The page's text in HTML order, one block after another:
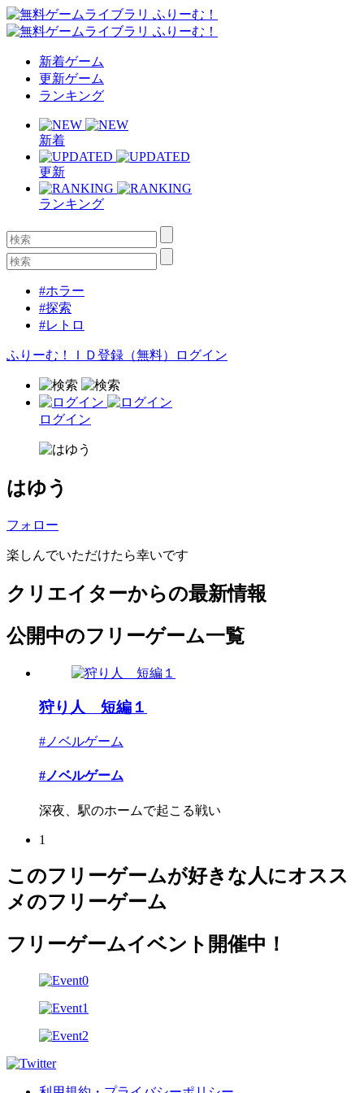
新着ゲーム
更新ゲーム
ランキング
新着
更新
ランキング
#ホラー
#探索
#レトロ
ふりーむ！ＩＤ登録（無料） ログイン
ログイン
はゆう
フォロー
楽しんでいただけたら幸いです
クリエイターからの最新情報
公開中のフリーゲーム一覧
狩り人 短編１
#ノベルゲーム
#ノベルゲーム
深夜、駅のホームで起こる戦い
1
このフリーゲームが好きな人にオスス
メのフリーゲーム
フリーゲームイベント開催中！